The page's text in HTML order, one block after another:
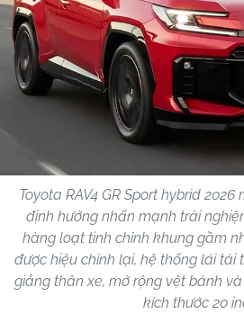
Toyota RAV4 GR Sport hybrid
định hướng nhấn mạnh trải
hàng loạt tinh chỉnh khung gầm
được hiệu chỉnh lại, hệ thống lái tái
giằng thân xe, mở rộng vệt bánh
kích thước 20